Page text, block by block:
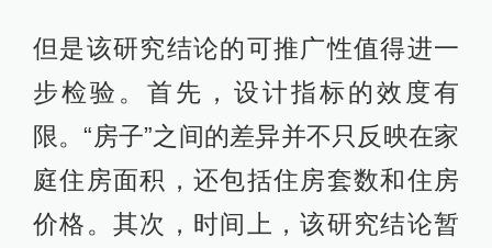
但是该研究结论的可推广性值得进一
步检验。首先，设计指标的效度有
限。“房子”之间的差异并不只反映在家
庭住房面积，还包括住房套数和住房
价格。其次，时间上，该研究结论暂